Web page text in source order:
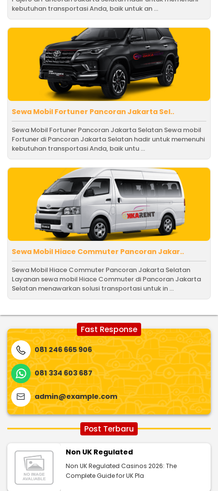
kebutuhan transportasi Anda, baik untuk an ...
Sewa Mobil Fortuner Pancoran Jakarta Sel..
Sewa Mobil Fortuner Pancoran Jakarta Selatan Sewa mobil
Fortuner di Pancoran Jakarta Selatan hadir untuk memenuhi
kebutuhan transportasi Anda, baik untu ...
Sewa Mobil Hiace Commuter Pancoran Jakar..
Sewa Mobil Hiace Commuter Pancoran Jakarta Selatan
Layanan sewa mobil Hiace Commuter di Pancoran Jakarta
Selatan menawarkan solusi transportasi untuk in ...
Fast Response
081 246 665 906
081 334 603 687
admin@example.com
Post Terbaru
Non UK Regulated
Non UK Regulated Casinos 2026: The
Complete Guide for UK Pla